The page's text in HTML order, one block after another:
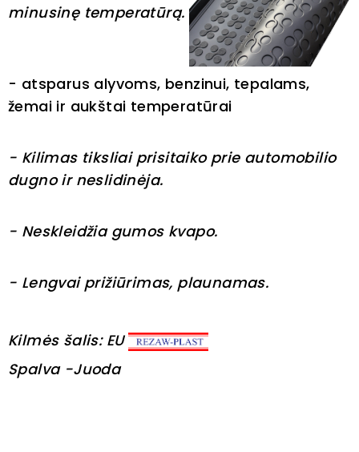
minusinę temperatūrą.
- atsparus alyvoms, benzinui, tepalams,
žemai ir aukštai temperatūrai
- Kilimas tiksliai prisitaiko prie automobilio
dugno ir neslidinėja.
- Neskleidžia gumos kvapo.
- Lengvai prižiūrimas, plaunamas.
Kilmės šalis: EU
Spalva -Juoda